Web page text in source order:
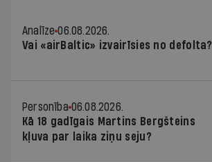
Analīze 06.08.2026.
Vai «airBaltic» izvairīsies no defolta?
Personība 06.08.2026.
Kā 18 gadīgais Martins Bergšteins
kļuva par laika ziņu seju?